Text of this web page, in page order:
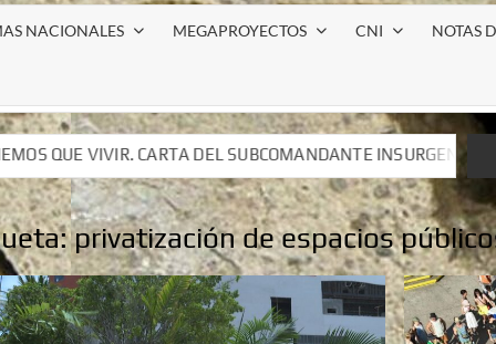
NACIONALES MEGAPROYECTOS CNI NOTAS
INSURGENTE MOISÉS A LUIS DE TAVIRA
INSURGENTE MOISÉS A LUIS DE TAVIRA
privatización de espacios